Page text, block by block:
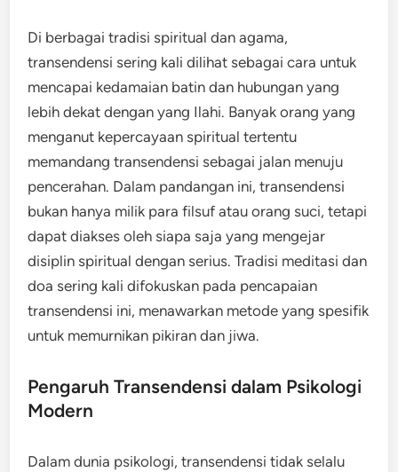
Di berbagai tradisi spiritual dan agama,
transendensi sering kali dilihat sebagai cara untuk
mencapai kedamaian batin dan hubungan yang
lebih dekat dengan yang Ilahi. Banyak orang yang
menganut kepercayaan spiritual tertentu
memandang transendensi sebagai jalan menuju
pencerahan. Dalam pandangan ini, transendensi
bukan hanya milik para filsuf atau orang suci, tetapi
dapat diakses oleh siapa saja yang mengejar
disiplin spiritual dengan serius. Tradisi meditasi dan
doa sering kali difokuskan pada pencapaian
transendensi ini, menawarkan metode yang spesifik
untuk memurnikan pikiran dan jiwa.
Pengaruh Transendensi dalam Psikologi
Modern
Dalam dunia psikologi, transendensi tidak selalu